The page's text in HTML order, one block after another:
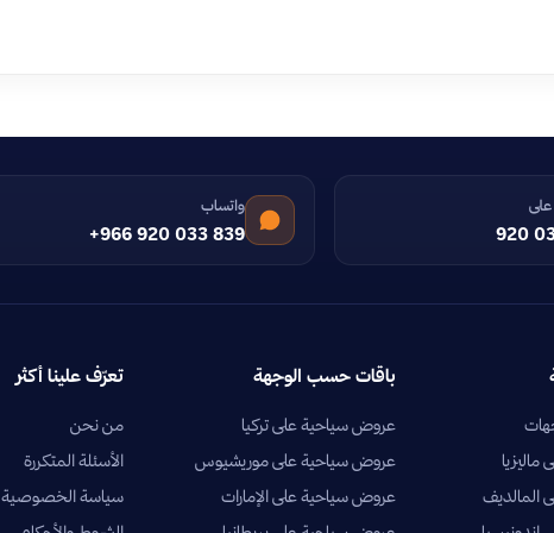
على
920
واتساب
+966 920 033 839
المالديف
باقات حسب الوجهة
عروض سياحية على تركيا
عروض سياحية على موريشيوس
عروض سياحية على الإمارات
تعرّف علينا أكثر
من نحن
الأسئلة المتكررة
سياسة الخصوصية